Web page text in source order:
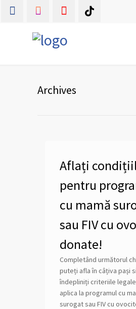
Archives
Aflați
pentru
cu mamă
sau FIV cu
donate!
Completând următorul
puteți afla în câțiva pași
îndepliniți criteriile
aplica la programul cu
surogat sau FIV cu